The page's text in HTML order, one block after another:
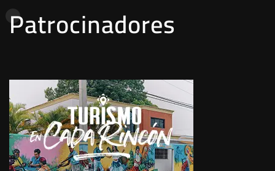
Patrocinadores